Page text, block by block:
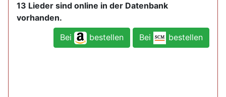
13 Lieder sind online in der Datenbank
vorhanden.
Bei
bestellen
Bei bestellen